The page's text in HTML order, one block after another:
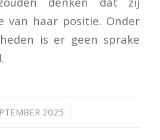
van haar positie. Onder
is er geen sprake
2025
/